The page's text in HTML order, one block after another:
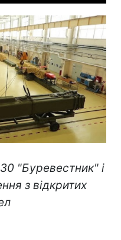
"Буревестник" і
з відкритих